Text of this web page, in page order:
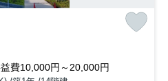
費10,000円～20,000円